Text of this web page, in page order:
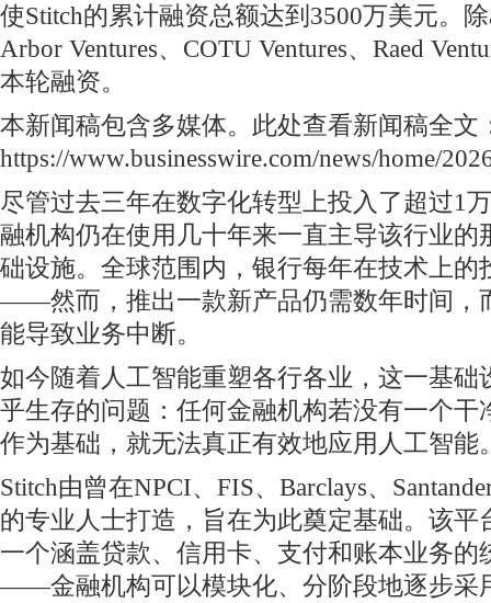
使Stitch的累计融资总额达到3500万美元。
Arbor Ventures、COTU Ventures、Raed
本轮融资。
本新闻稿包含多媒体。此处查看新闻稿全文
https://www.businesswire.com/news/home/
尽管过去三年在数字化转型上投入了超过1
融机构仍在使用几十年来一直主导该行业的
础设施。全球范围内，银行每年在技术上的
——然而，推出一款新产品仍需数年时间，
能导致业务中断。
如今随着人工智能重塑各行各业，这一基础
乎生存的问题：任何金融机构若没有一个干
作为基础，就无法真正有效地应用人工智能
Stitch由曾在NPCI、FIS、Barclays、
的专业人士打造，旨在为此奠定基础。该平
一个涵盖贷款、信用卡、支付和账本业务的
——金融机构可以模块化、分阶段地逐步采